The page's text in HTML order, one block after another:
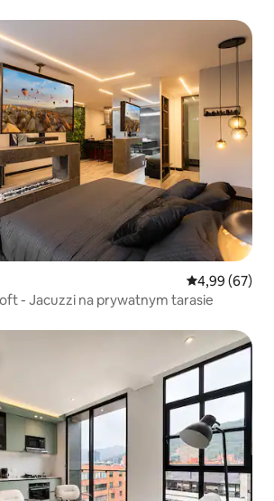
Średnia
4,99 (67)
- Jacuzzi na prywatnym tarasie
z kategorii Wybór gości